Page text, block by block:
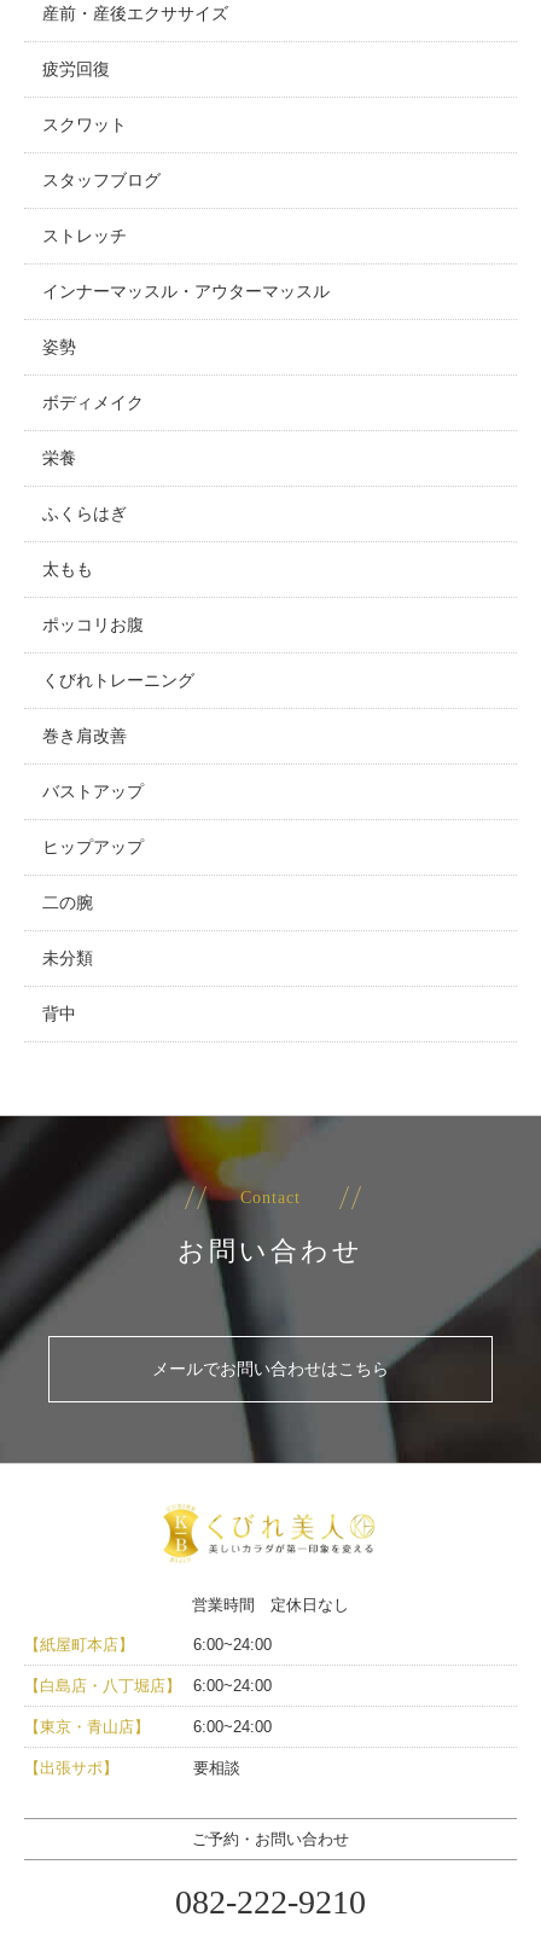
産前・産後エクササイズ
疲労回復
スクワット
スタッフブログ
ストレッチ
インナーマッスル・アウターマッスル
姿勢
ボディメイク
栄養
ふくらはぎ
太もも
ポッコリお腹
くびれトレーニング
巻き肩改善
バストアップ
ヒップアップ
二の腕
未分類
背中
Contact
お問い合わせ
メールでお問い合わせはこちら
営業時間 定休日なし
【紙屋町本店】 6:00~24:00
【白島店・八丁堀店】 6:00~24:00
【東京・青山店】 6:00~24:00
【出張サポ】 要相談
ご予約・お問い合わせ
082-222-9210